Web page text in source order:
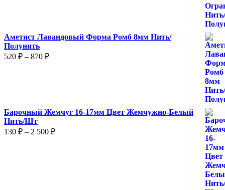
Аметист Лавандовый Форма Ромб 8мм Нить/
Полунить
520 ₽ – 870 ₽Диапазон
Барочный Жемчуг 16-17мм Цвет Жемчужно-Белый
Нить/Шт
130 ₽ – 2 500 ₽Диапазон